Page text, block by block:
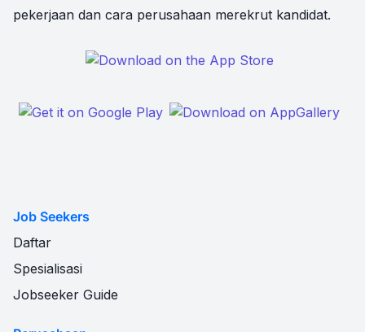
pekerjaan dan cara perusahaan merekrut kandidat.
Job Seekers
Daftar
Spesialisasi
Jobseeker Guide